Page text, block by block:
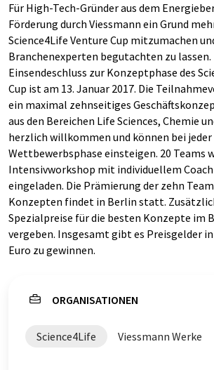
Für High-Tech-Gründer aus dem
Förderung durch Viessmann ein Grund
Science4Life Venture Cup mitzumachen
Branchenexperten begutachten zu lassen.
Einsendeschluss zur Konzeptphase des
Cup ist am 13. Januar 2017. Die
ein maximal zehnseitiges
aus den Bereichen Life Sciences, Chemie
herzlich willkommen und können bei jeder
Wettbewerbsphase einsteigen. 20 Teams
Intensivworkshop mit individuellem
eingeladen. Die Prämierung der zehn
Konzepten findet in Berlin statt.
Spezialpreise für die besten Konzepte im
vergeben. Insgesamt gibt es Preisgelder in
Euro zu gewinnen.
ORGANISATIONEN
Science4Life Viessmann Werke